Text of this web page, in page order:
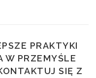
PRAKTYKI
W PRZEMYŚLE
SIĘ Z